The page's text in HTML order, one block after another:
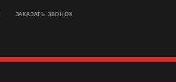
ЗАКАЗАТЬ ЗВОНОК